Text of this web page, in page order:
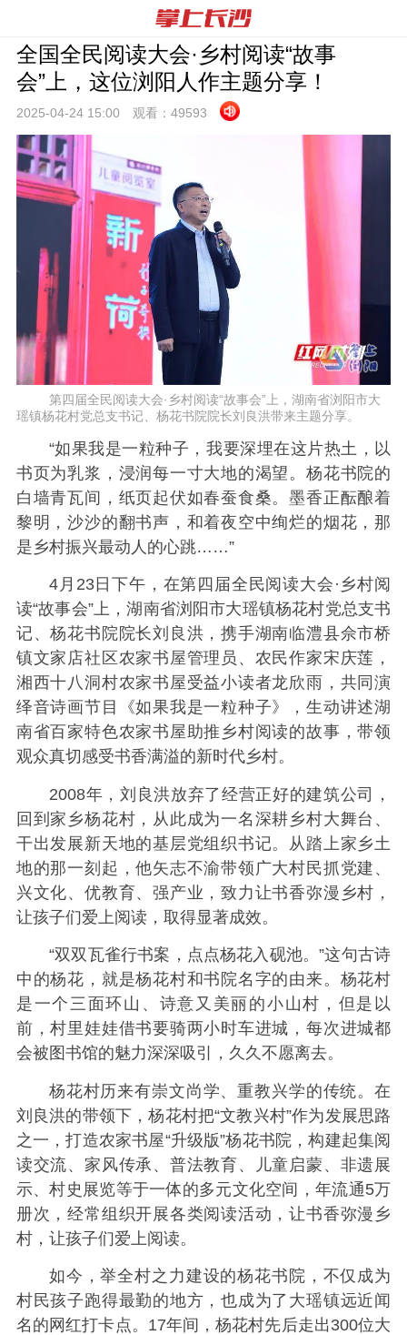
全国全民阅读大会·乡村阅读“故事
会”上，这位浏阳人作主题分享！
2025-04-24 15:00 观看： 49593
第四届全民阅读大会·乡村阅读“故事会”上，湖南省浏阳市大
瑶镇杨花村党总支书记、杨花书院院长刘良洪带来主题分享。
“如果我是一粒种子，我要深埋在这片热土，以
书页为乳浆，浸润每一寸大地的渴望。杨花书院的
白墙青瓦间，纸页起伏如春蚕食桑。墨香正酝酿着
黎明，沙沙的翻书声，和着夜空中绚烂的烟花，那
是乡村振兴最动人的心跳……”
4月23日下午，在第四届全民阅读大会·乡村阅
读“故事会”上，湖南省浏阳市大瑶镇杨花村党总支书
记、杨花书院院长刘良洪，携手湖南临澧县佘市桥
镇文家店社区农家书屋管理员、农民作家宋庆莲，
湘西十八洞村农家书屋受益小读者龙欣雨，共同演
绎音诗画节目《如果我是一粒种子》，生动讲述湖
南省百家特色农家书屋助推乡村阅读的故事，带领
观众真切感受书香满溢的新时代乡村。
2008年，刘良洪放弃了经营正好的建筑公司，
回到家乡杨花村，从此成为一名深耕乡村大舞台、
干出发展新天地的基层党组织书记。从踏上家乡土
地的那一刻起，他矢志不渝带领广大村民抓党建、
兴文化、优教育、强产业，致力让书香弥漫乡村，
让孩子们爱上阅读，取得显著成效。
“双双瓦雀行书案，点点杨花入砚池。”这句古诗
中的杨花，就是杨花村和书院名字的由来。杨花村
是一个三面环山、诗意又美丽的小山村，但是以
前，村里娃娃借书要骑两小时车进城，每次进城都
会被图书馆的魅力深深吸引，久久不愿离去。
杨花村历来有崇文尚学、重教兴学的传统。在
刘良洪的带领下，杨花村把“文教兴村”作为发展思路
之一，打造农家书屋“升级版”杨花书院，构建起集阅
读交流、家风传承、普法教育、儿童启蒙、非遗展
示、村史展览等于一体的多元文化空间，年流通5万
册次，经常组织开展各类阅读活动，让书香弥漫乡
村，让孩子们爱上阅读。
如今，举全村之力建设的杨花书院，不仅成为
村民孩子跑得最勤的地方，也成为了大瑶镇远近闻
名的网红打卡点。17年间，杨花村先后走出300位大